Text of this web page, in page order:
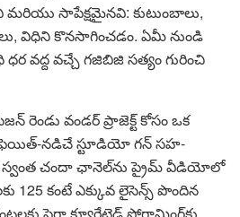
మరియు సాపేక్షమైనవి: కుటుంబాలు,
విధిని కొనసాగించడం. ఏమీ నుండి
ధర వద్ద వచ్చే గజిబిజి సత్యం గురించి
రెండు వండర్ ప్రాజెక్ట్ కోసం ఒక
నడిచే స్టూడియో గన్ సహ-
స్వంత చందా ఛానెల్‌ను ప్రైమ్ వీడియోలో
125 కంటే ఎక్కువ లైసెన్స్ పొందిన